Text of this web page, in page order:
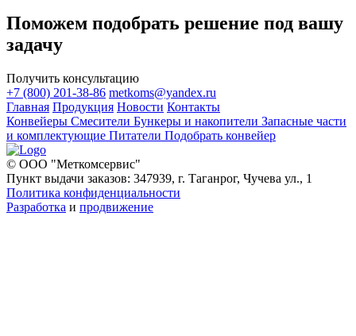
Поможем подобрать решение под вашу
задачу
Получить консультацию
+7 (800) 201-38-86 metkoms@yandex.ru
Главная Продукция Новости Контакты
Конвейеры Смесители Бункеры и накопители Запасные части
и комплектующие Питатели Подобрать конвейер
© ООО "Меткомсервис"
Пункт выдачи заказов: 347939, г. Таганрог, Чучева ул., 1
Политика конфиденциальности
Разработка и продвижение